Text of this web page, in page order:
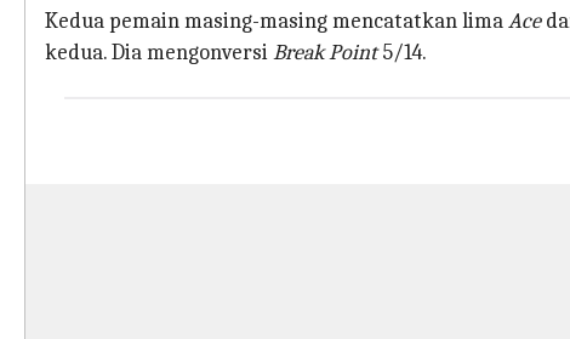
Kedua pemain masing-masing mencatatkan limaAce
kedua. Dia mengonversiBreak Point5/14.